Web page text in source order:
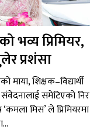
भव्य प्रिमियर,
प्रशंसा
माया, शिक्षक–विद्यार्थी
संवेदनालाई समेटिएको निर
मिस’ ले प्रिमियरमा